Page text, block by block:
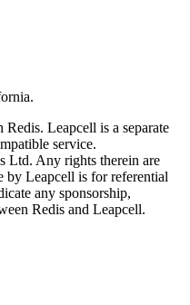
Leapcell is a separate
service.
Ltd. Any rights therein are
by Leapcell is for referential
any sponsorship,
Redis and Leapcell.